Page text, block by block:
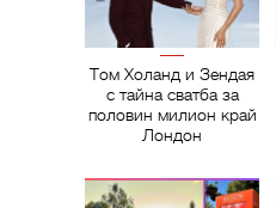
Том Холанд и Зендая
с тайна сватба за
половин милион край
Лондон